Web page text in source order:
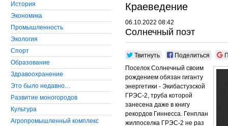
История
Экономика
Промышленность
Экология
Cпорт
Образование
Здравоохранение
Это было недавно…
Развитие моногородов
Культура
Агропромышленный комплекс
Краеведение
06.10.2022 08:42
Солнечный поэт
Твитнуть Поделиться
Поселок Солнечный своим
рождением обязан гиганту
энергетики - Экибастузской
ГРЭС-2, труба которой
занесена даже в книгу
рекордов Гиннесса. Генплан
жилпоселка ГРЭС-2 не раз